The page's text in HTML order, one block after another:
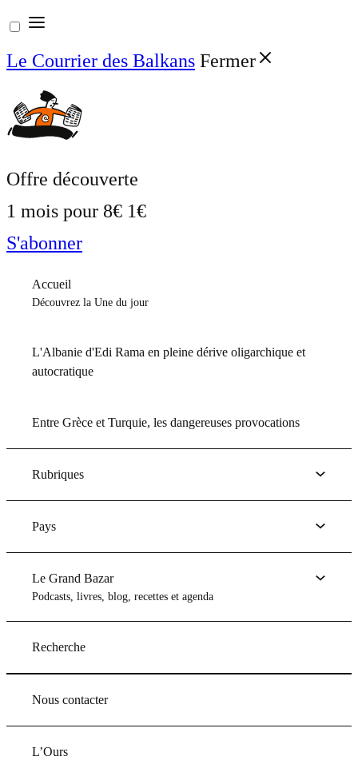
Aller
au
contenu
Le Courrier des Balkans Fermer
Offre découverte
1 mois pour 8€ 1€
S'abonner
Accueil
Découvrez la Une du jour
L'Albanie d'Edi Rama en pleine dérive oligarchique et
autocratique
Entre Grèce et Turquie, les dangereuses provocations
Rubriques
Pays
Le Grand Bazar
Podcasts, livres, blog, recettes et agenda
Recherche
Nous contacter
L’Ours